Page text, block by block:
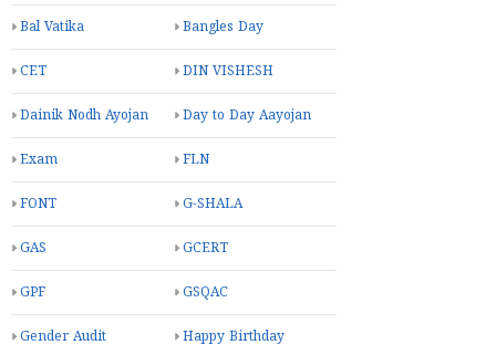
Bal Vatika Bangles Day
CET DIN VISHESH
Dainik Nodh Ayojan Day to Day Aayojan
Exam FLN
FONT G-SHALA
GAS GCERT
GPF GSQAC
Gender Audit Happy Birthday